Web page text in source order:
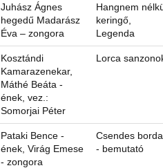
Juhász Ágnes
hegedű Madarász
Éva – zongora
Hangnem
keringő,
Legenda
Kosztándi
Kamarazenekar,
Máthé Beáta -
ének, vez.:
Somorjai Péter
Lorca
Pataki Bence -
ének, Virág Emese
- zongora
Csendes
- bemutató